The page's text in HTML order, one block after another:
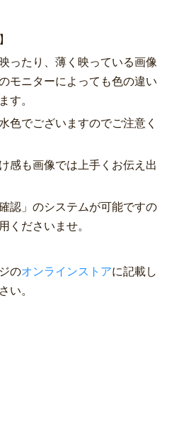
ったり、薄く映っている画像
モニターによっても色の違い
す。
色でございますのでご注意く
感も画像では上手くお伝え出
認」のシステムが可能ですの
くださいませ。
のオンラインストアに記載し
い。